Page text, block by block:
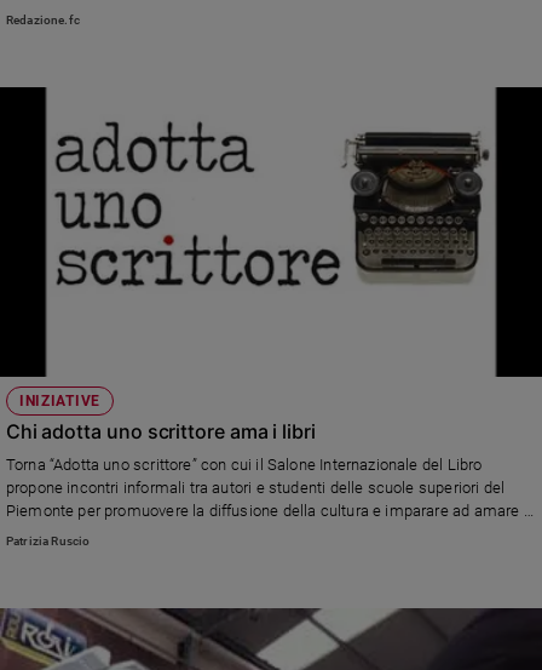
valore
Migranti
Costume
Cultura
spettacoli
Sanremo
2026
e
streaming
maestranze impegnate nei lavori e ha rivolto a tutti parole di conforto e
Redazione.fc
INIZIATIVE
Chi adotta uno scrittore ama i libri
Torna “Adotta uno scrittore” con cui il Salone Internazionale del Libro
propone incontri informali tra autori e studenti delle scuole superiori del
Piemonte per promuovere la diffusione della cultura e imparare ad amare la
lettura.
Patrizia Ruscio